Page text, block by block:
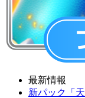
最新情報
新パック「